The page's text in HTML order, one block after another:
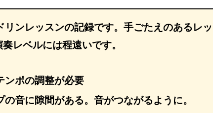
ンレッスンの記録です。手ごたえのあるレ
レベルには程遠いです。
ンポの調整が必要
音に隙間がある。音がつながるように。